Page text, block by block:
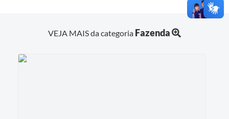
VEJA MAIS da categoria Fazenda